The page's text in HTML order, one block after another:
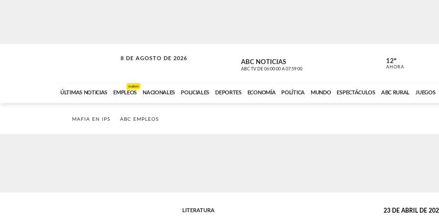
8 DE AGOSTO DE 2026
SOLO MÚSICA ABC NOTICIAS
ABC TV DE 06:00:00 A 07:59:00 ABC CARDINAL
12º
AHORA
ÚLTIMAS NOTICIAS EMPLEOS
NUEVO
NACIONALES POLICIALES DEPORTES ECONOMÍA POLÍTICA MUNDO ESPECTÁCULOS ABC RURAL JUEGOS
MAFIA EN IPS ABC EMPLEOS
LITERATURA 23 DE ABRIL DE